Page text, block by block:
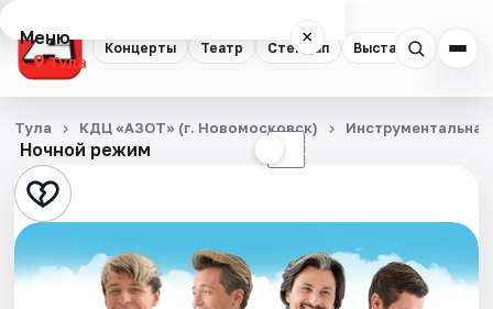
Концерты Театр Стендап Выставки
Меню ×
Тула
Концерты
Театр
Стендап
Выставки
Ночной режим ☾
Тула КДЦ «АЗОТ» (г. Новомосковск)